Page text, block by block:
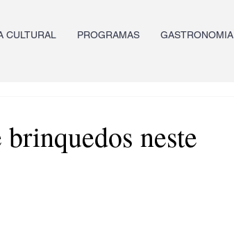
CULTURAL PROGRAMAS GASTRONOMIA
brinquedos neste